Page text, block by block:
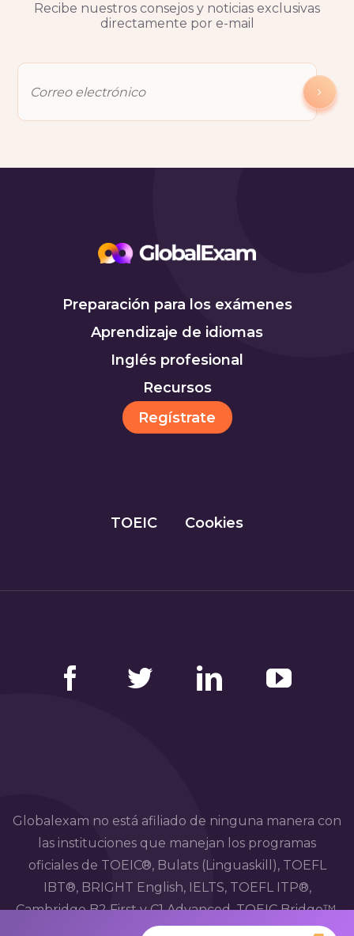
Recibe nuestros consejos y noticias exclusivas
directamente por e-mail
Preparación para los exámenes
Aprendizaje de idiomas
Inglés profesional
Recursos
Regístrate
TOEIC Cookies
Globalexam no está afiliado de ninguna manera con
las instituciones que manejan los programas
oficiales de TOEIC®, Bulats (Linguaskill), TOEFL
IBT®, BRIGHT English, IELTS, TOEFL ITP®,
Cambridge B2 First y C1 Advanced, TOEIC Bridge™,
HSK®, BRIGHT Español, DELE, DELF, TCF, BRIGHT